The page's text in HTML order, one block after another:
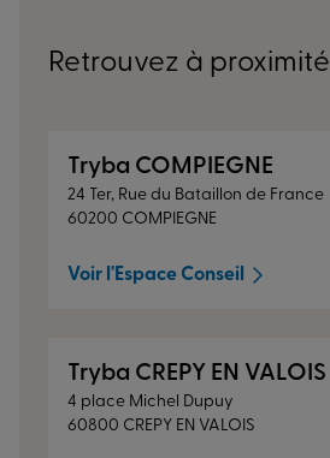
Retrouvez à proximité
Tryba COMPIEGNE
24 Ter, Rue du Bataillon de France
60200 COMPIEGNE
Voir l'Espace Conseil
Tryba CREPY EN VALOIS
4 place Michel Dupuy
60800 CREPY EN VALOIS